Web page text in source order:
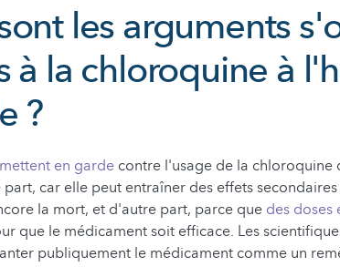
les arguments
à la chloroquine à
?
en garde contre l'usage de la
car elle peut entraîner des effets
la mort, et d'autre part, parce que des doses
que le médicament soit efficace. Les
publiquement le médicament comme un